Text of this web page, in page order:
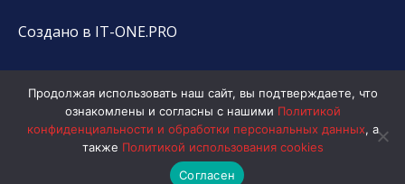
Создано в IT-ONE.PRO
Продолжая использовать наш сайт, вы подтверждаете, что
ознакомлены и согласны с нашими Политикой
конфиденциальности и обработки персональных данных, а
также Политикой использования cookies
Согласен